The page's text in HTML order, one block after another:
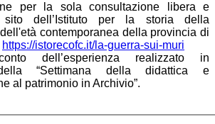
per la sola consultazione libera e
dell’Istituto per la storia della
contemporanea della provincia di
https://istorecofc.it/la-guerra-sui-muri
dell’esperienza realizzato in
“Settimana della didattica e
al patrimonio in Archivio”.